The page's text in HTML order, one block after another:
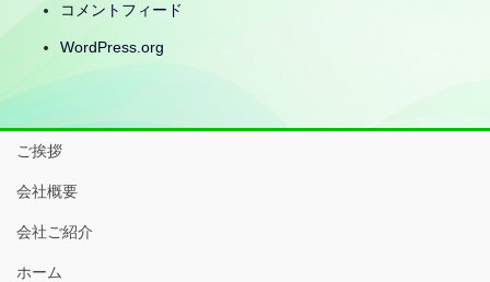
コメントフィード
WordPress.org
ご挨拶
会社概要
会社ご紹介
ホーム